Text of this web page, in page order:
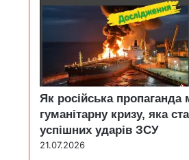
Як російська пропаганда
гуманітарну кризу, яка
успішних ударів ЗСУ
21.07.2026